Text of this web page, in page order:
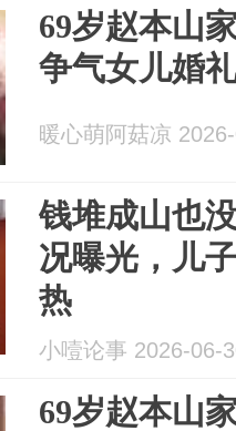
69岁赵本山
争气女儿婚
暖心萌阿菇凉
钱堆成山也
况曝光，儿
热
小噎论事 2026-06-
69岁赵本山